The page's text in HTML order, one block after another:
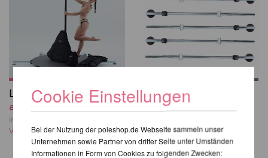
Lupit Pole Stage
ab 1.249,41 EUR
inkl. 20 % MwSt. zzgl.
Versandkosten
Lupit Pole Stage -
Beine
inkl. 20 % MwSt. zzgl.
Versandkosten
Cookie Einstellungen
Bei der Nutzung der poleshop.de Webseite sammeln unser
Unternehmen sowie Partner von dritter Seite unter Umständen
Informationen in Form von Cookies zu folgenden Zwecken: